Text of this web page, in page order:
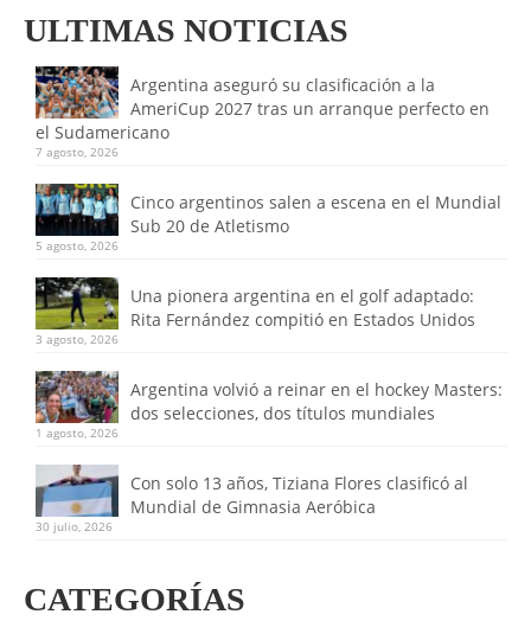
ULTIMAS NOTICIAS
Argentina aseguró su clasificación a la
AmeriCup 2027 tras un arranque perfecto en
el Sudamericano
7 agosto, 2026
Cinco argentinos salen a escena en el Mundial
Sub 20 de Atletismo
5 agosto, 2026
Una pionera argentina en el golf adaptado:
Rita Fernández compitió en Estados Unidos
3 agosto, 2026
Argentina volvió a reinar en el hockey Masters:
dos selecciones, dos títulos mundiales
1 agosto, 2026
Con solo 13 años, Tiziana Flores clasificó al
Mundial de Gimnasia Aeróbica
30 julio, 2026
CATEGORÍAS